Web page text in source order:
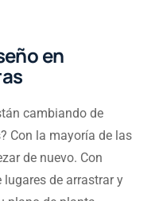
en
cambiando de
Con la mayoría de las
de nuevo. Con
de arrastrar y